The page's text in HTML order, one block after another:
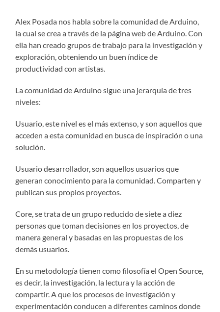
Alex Posada nos habla sobre la comunidad de Arduino,
la cual se crea a través de la página web de Arduino. Con
ella han creado grupos de trabajo para la investigación y
exploración, obteniendo un buen índice de
productividad con artistas.
La comunidad de Arduino sigue una jerarquía de tres
niveles:
Usuario, este nivel es el más extenso, y son aquellos que
acceden a esta comunidad en busca de inspiración o una
solución.
Usuario desarrollador, son aquellos usuarios que
generan conocimiento para la comunidad. Comparten y
publican sus propios proyectos.
Core, se trata de un grupo reducido de siete a diez
personas que toman decisiones en los proyectos, de
manera general y basadas en las propuestas de los
demás usuarios.
En su metodología tienen como filosofía el Open Source,
es decir, la investigación, la lectura y la acción de
compartir. A que los procesos de investigación y
experimentación conducen a diferentes caminos donde